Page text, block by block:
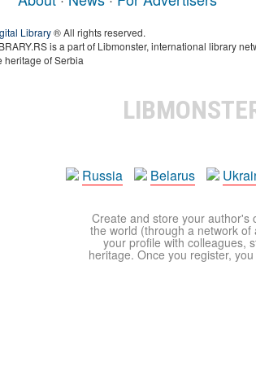
Library® All rights reserved.
is a part of Libmonster, international library
heritage of Serbia
Russia
Belarus
Create and store your author's
the world (through a network
your profile with colleagues,
heritage. Once you register,